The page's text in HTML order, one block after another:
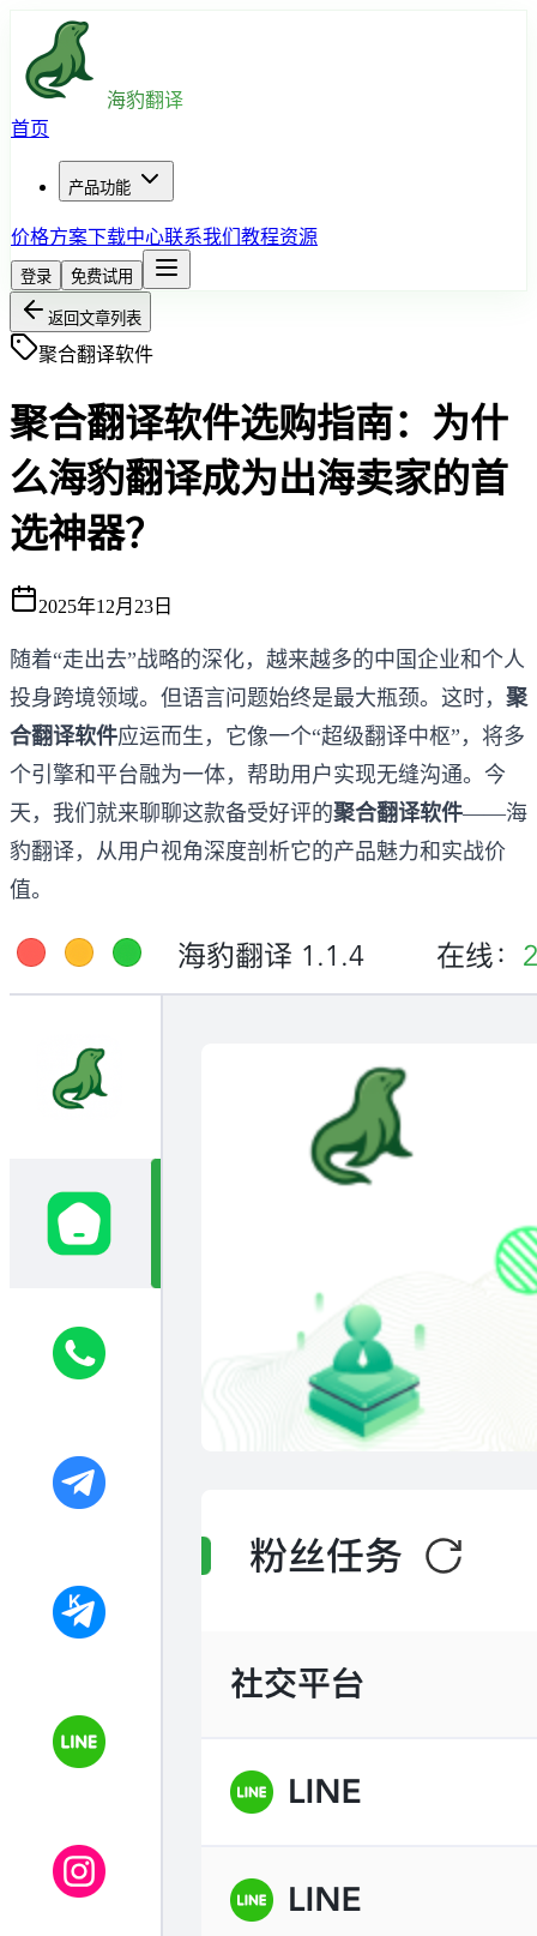
海豹翻译
首页
产品功能
价格方案下载中心联系我们 教程资源
登录 免费试用
返回文章列表
聚合翻译软件
聚合翻译软件选购指南：为什
么海豹翻译成为出海卖家的首
选神器？
2025年12月23日
随着“走出去”战略的深化，越来越多的中国企业和个人
投身跨境领域。但语言问题始终是最大瓶颈。这时， 聚
合翻译软件应运而生，它像一个“超级翻译中枢”，将多
个引擎和平台融为一体，帮助用户实现无缝沟通。今
天，我们就来聊聊这款备受好评的聚合翻译软件——海
豹翻译，从用户视角深度剖析它的产品魅力和实战价
值。